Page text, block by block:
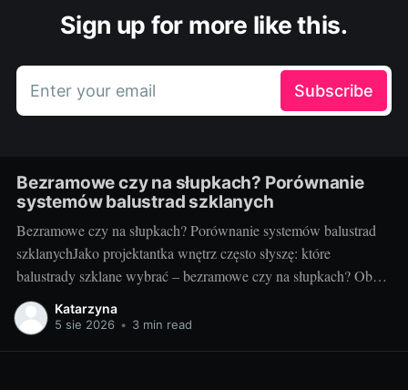
Sign up for more like this.
Enter your email Subscribe
Bezramowe czy na słupkach? Porównanie
systemów balustrad szklanych
Bezramowe czy na słupkach? Porównanie systemów balustrad
szklanychJako projektantka wnętrz często słyszę: które
balustrady szklane wybrać – bezramowe czy na słupkach? Oba
systemy potrafią wyglądać zjawiskowo i podnieść wartość
nieruchomości, ale różnią się konstrukcją, montażem i
Katarzyna
5 sie 2026 • 3 min read